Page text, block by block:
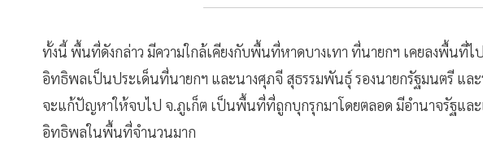
ทั้งนี้ พื้นที่ดังกล่าว มีความใกล้เคียงกับพื้นที่หาดบางเทา​ ที่นายกฯ เคยลงพื้นที่
อิทธิพลเป็นประเด็นที่นายกฯ และนางศุภจี​ สุธรรมพันธุ์​ รองนายกรัฐมนตรี และ
จะแก้ปัญหาให้จบไป​ จ.ภูเก็ต เป็นพื้นที่ที่ถูกบุกรุกมาโดยตลอด มีอำนาจรัฐแล
อิทธิพล​ในพื้นที่จำนวนมาก​